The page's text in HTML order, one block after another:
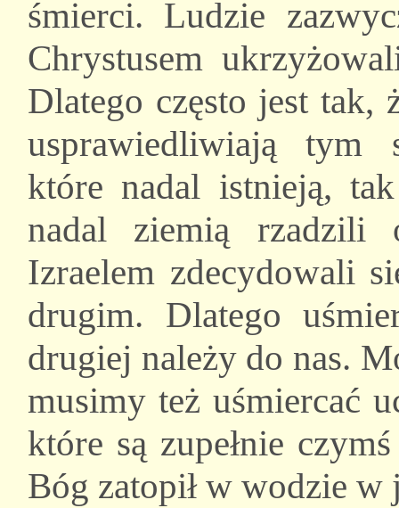
śmierci. Ludzie
Chrystusem
Dlatego często jest tak,
usprawiedliwiają tym
które nadal istnieją,
nadal ziemią
Izraelem zdecydowali
drugim. Dlatego
drugiej należy do nas.
musimy też uśmiercać
które są zupełnie
Bóg zatopił w wodzie